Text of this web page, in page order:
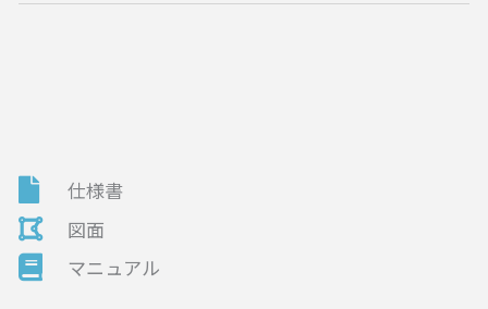
仕様書
図面
マニュアル